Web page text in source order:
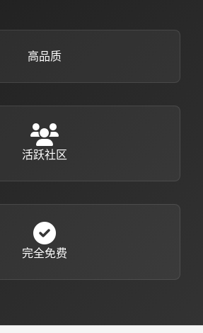
高品质
活跃社区
完全免费